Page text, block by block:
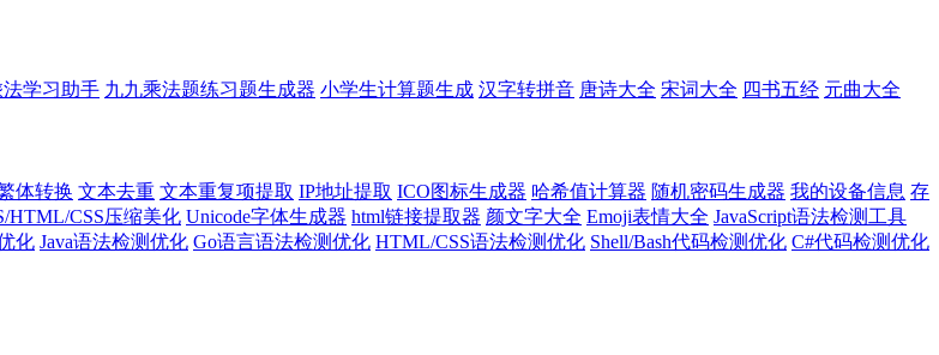
法学习助手 九九乘法题练习题生成器 小学生计算题生成 汉字转拼音 唐诗大全 宋词大全 四书五经 元曲大全
体转换 文本去重 文本重复项提取 IP地址提取 ICO图标生成器 哈希值计算器 随机密码生成器 我的设备信息 存
HTML/CSS压缩美化 Unicode字体生成器 html链接提取器 颜文字大全 Emoji表情大全 JavaScript语法检测工具
化 Java语法检测优化 Go语言语法检测优化 HTML/CSS语法检测优化 Shell/Bash代码检测优化 C#代码检测优化